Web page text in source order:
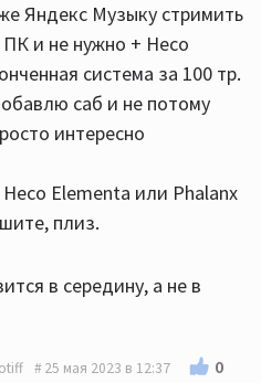
Яндекс Музыку стримить
и не нужно + Heco
система за 100 тр.
саб и не потому
интересно
Elementa или Phalanx
плиз.
в середину, а не в
25 мая 2023 в 12:37 0